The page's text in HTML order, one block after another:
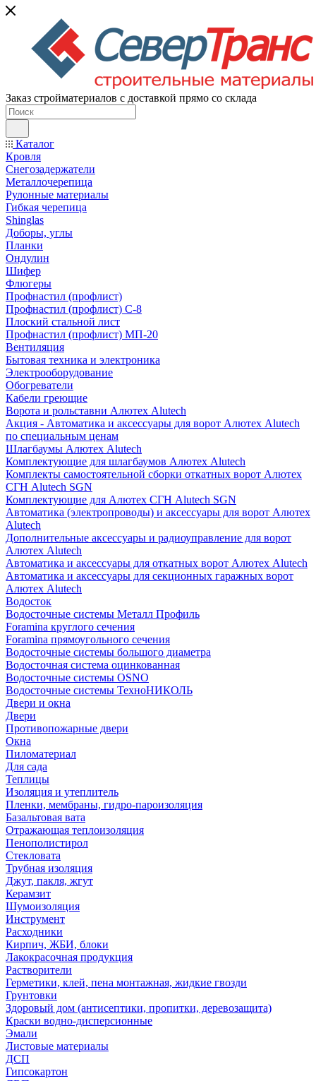
Заказ стройматериалов с доставкой прямо со склада
Каталог
Кровля
Снегозадержатели
Металлочерепица
Рулонные материалы
Гибкая черепица
Shinglas
Доборы, углы
Планки
Ондулин
Шифер
Флюгеры
Профнастил (профлист)
Профнастил (профлист) С-8
Плоский стальной лист
Профнастил (профлист) МП-20
Вентиляция
Бытовая техника и электроника
Электрооборудование
Обогреватели
Кабели греющие
Ворота и рольставни Алютех Alutech
Акция - Автоматика и аксессуары для ворот Алютех Alutech
по специальным ценам
Шлагбаумы Алютех Alutech
Комплектующие для шлагбаумов Алютех Alutech
Комплекты самостоятельной сборки откатных ворот Алютех
СГН Alutech SGN
Комплектующие для Алютех СГН Alutech SGN
Автоматика (электропроводы) и аксессуары для ворот Алютех
Alutech
Дополнительные аксессуары и радиоуправление для ворот
Алютех Alutech
Автоматика и аксессуары для откатных ворот Алютех Alutech
Автоматика и аксессуары для секционных гаражных ворот
Алютех Alutech
Водосток
Водосточные системы Металл Профиль
Foramina круглого сечения
Foramina прямоугольного сечения
Водосточные системы большого диаметра
Водосточная система оцинкованная
Водосточные системы OSNO
Водосточные системы ТехноНИКОЛЬ
Двери и окна
Двери
Противопожарные двери
Окна
Пиломатериал
Для сада
Теплицы
Изоляция и утеплитель
Пленки, мембраны, гидро-пароизоляция
Базальтовая вата
Отражающая теплоизоляция
Пенополистирол
Стекловата
Трубная изоляция
Джут, пакля, жгут
Керамзит
Шумоизоляция
Инструмент
Расходники
Кирпич, ЖБИ, блоки
Лакокрасочная продукция
Растворители
Герметики, клей, пена монтажная, жидкие гвозди
Грунтовки
Здоровый дом (антисептики, пропитки, деревозащита)
Краски водно-дисперсионные
Эмали
Листовые материалы
ДСП
Гипсокартон